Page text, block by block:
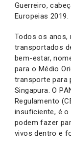
Guerreiro,
Europeias 2019.
Todos os anos,
transportados
bem-estar,
para o Médio
transporte para
Singapura. O
Regulamento
insuficiente, é o
podem fazer
vivos dentro e